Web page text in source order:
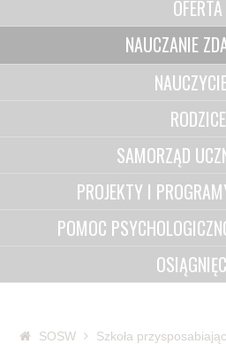
OFERTA
NAUCZANIE
RODZICE
SAMORZĄD
PROJEKTY I
POMOC
SOSW Szkoła